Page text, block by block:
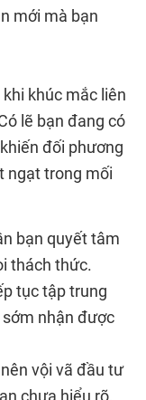
mới mà bạn
khúc mắc liên
lẽ bạn đang có
đối phương
ngạt trong mối
bạn quyết tâm
thách thức.
tục tập trung
nhận được
vội vã đầu tư
chưa hiểu rõ.